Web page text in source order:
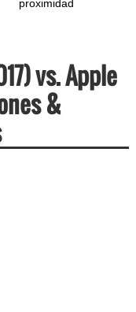
proximidad
vs. Apple
&